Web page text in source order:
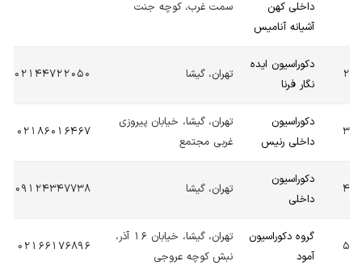
داخلی کهن
آشیانه آنامیس
سمت غرب، کوچه جنت
2
دکوراسیون ایده
نگار فرنا
تهران، گیشا 02144722050
3
دکوراسیون
داخلی رنیس
تهران، گیشا، خیابان پیروزی
غربی مجتمع
02186016467
4
دکوراسیون
داخلی
تهران، گیشا 09124347738
5
گروه دکوراسیون
آمود
تهران، گیشا، خیابان 16 آذر،
نبش کوچه عروجی
02166176896